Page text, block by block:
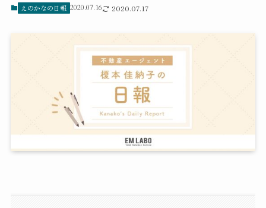
えのかなの日報 2020.07.16 2020.07.17